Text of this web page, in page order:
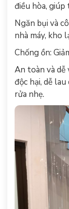
điều hòa, giúp
Ngăn bụi và
nhà máy, kho
Chống ồn:
An toàn và dễ
độc hại, dễ
rửa nhẹ.